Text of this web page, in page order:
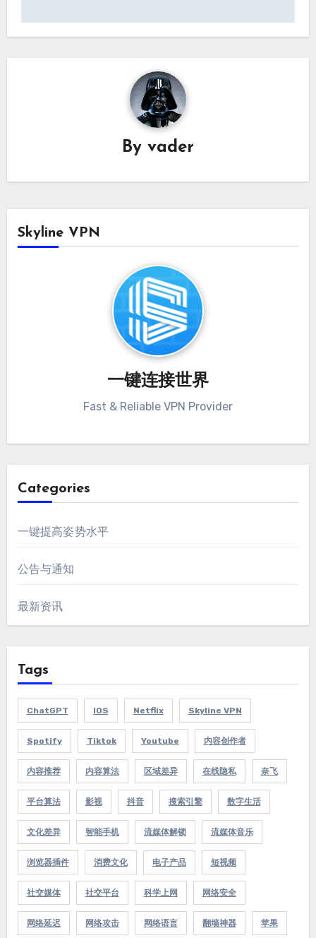
航
By vader
Skyline VPN
一键连接世界
Fast & Reliable VPN Provider
Categories
一键提高姿势水平
公告与通知
最新资讯
Tags
ChatGPT IOS Netflix Skyline VPN
Spotify Tiktok Youtube 内容创作者
内容推荐 内容算法 区域差异 在线隐私 奈飞
平台算法 影视 抖音 搜索引擎 数字生活
文化差异 智能手机 流媒体解锁 流媒体音乐
浏览器插件 消费文化 电子产品 短视频
社交媒体 社交平台 科学上网 网络安全
网络延迟 网络攻击 网络语言 翻墙神器 苹果